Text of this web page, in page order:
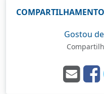
COMPARTILHAMENTO
Gostou